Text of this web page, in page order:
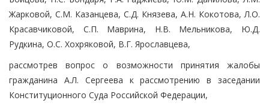
Жарковой, С.М. Казанцева, С.Д. Князева, А.Н. Кокотова, Л.О.
Красавчиковой, С.П. Маврина, Н.В. Мельникова, Ю.Д.
Рудкина, О.С. Хохряковой, В.Г. Ярославцева,
рассмотрев вопрос о возможности принятия жалобы
гражданина А.Л. Сергеева к рассмотрению в заседании
Конституционного Суда Российской Федерации,